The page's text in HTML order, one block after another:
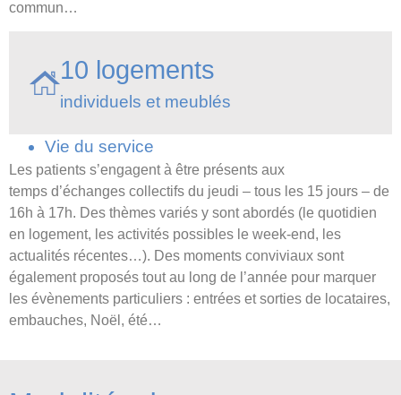
commun…
10 logements
individuels et meublés
Vie du service
Les patients s’engagent à être présents aux
temps d’échanges collectifs du jeudi – tous les 15 jours – de
16h à 17h. Des thèmes variés y sont abordés (le quotidien
en logement, les activités possibles le week-end, les
actualités récentes…). Des moments conviviaux sont
également proposés tout au long de l’année pour marquer
les évènements particuliers : entrées et sorties de locataires,
embauches, Noël, été…